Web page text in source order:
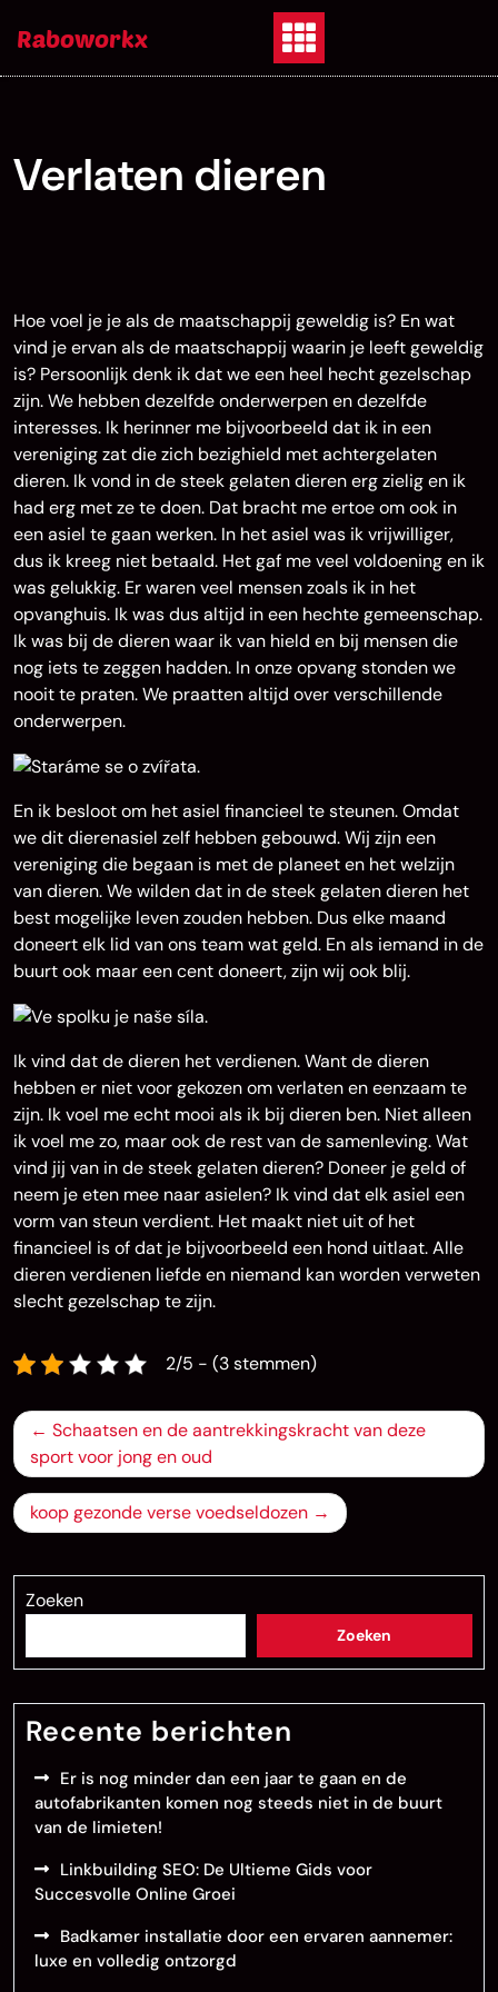
Raboworkx
Verlaten dieren
Hoe voel je je als de maatschappij geweldig is? En wat
vind je ervan als de maatschappij waarin je leeft geweldig
is? Persoonlijk denk ik dat we een heel hecht gezelschap
zijn. We hebben dezelfde onderwerpen en dezelfde
interesses. Ik herinner me bijvoorbeeld dat ik in een
vereniging zat die zich bezighield met achtergelaten
dieren. Ik vond in de steek gelaten dieren erg zielig en ik
had erg met ze te doen. Dat bracht me ertoe om ook in
een asiel te gaan werken. In het asiel was ik vrijwilliger,
dus ik kreeg niet betaald. Het gaf me veel voldoening en ik
was gelukkig. Er waren veel mensen zoals ik in het
opvanghuis. Ik was dus altijd in een hechte gemeenschap.
Ik was bij de dieren waar ik van hield en bij mensen die
nog iets te zeggen hadden. In onze opvang stonden we
nooit te praten. We praatten altijd over verschillende
onderwerpen.
En ik besloot om het asiel financieel te steunen. Omdat
we dit dierenasiel zelf hebben gebouwd. Wij zijn een
vereniging die begaan is met de planeet en het welzijn
van dieren. We wilden dat in de steek gelaten dieren het
best mogelijke leven zouden hebben. Dus elke maand
doneert elk lid van ons team wat geld. En als iemand in de
buurt ook maar een cent doneert, zijn wij ook blij.
Ik vind dat de dieren het verdienen. Want de dieren
hebben er niet voor gekozen om verlaten en eenzaam te
zijn. Ik voel me echt mooi als ik bij dieren ben. Niet alleen
ik voel me zo, maar ook de rest van de samenleving. Wat
vind jij van in de steek gelaten dieren? Doneer je geld of
neem je eten mee naar asielen? Ik vind dat elk asiel een
vorm van steun verdient. Het maakt niet uit of het
financieel is of dat je bijvoorbeeld een hond uitlaat. Alle
dieren verdienen liefde en niemand kan worden verweten
slecht gezelschap te zijn.
2/5 - (3 stemmen)
Bericht
navigatie
Schaatsen en de aantrekkingskracht van deze
sport voor jong en oud
koop gezonde verse voedseldozen
Zoeken
Zoeken
Recente berichten
Er is nog minder dan een jaar te gaan en de
autofabrikanten komen nog steeds niet in de buurt
van de limieten!
Linkbuilding SEO: De Ultieme Gids voor
Succesvolle Online Groei
Badkamer installatie door een ervaren aannemer:
luxe en volledig ontzorgd